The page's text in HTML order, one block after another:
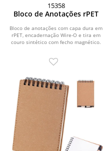
15358
Bloco de Anotações rPET
Bloco de anotações com capa dura em
rPET, encadernação Wire-O e tira em
couro sintético com fecho magnético.